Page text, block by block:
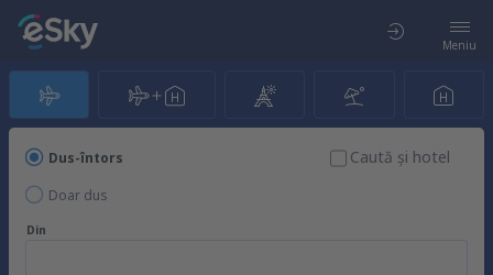
Meniu
Dus-întors
Doar dus
Caută şi hotel
Din